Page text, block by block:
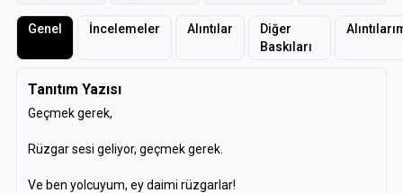
Genel İncelemeler Alıntılar
Diğer
Baskıları
Tanıtım Yazısı
Geçmek gerek,
Rüzgar sesi geliyor, geçmek gerek.
Ve ben yolcuyum, ey daimi rüzgarlar!